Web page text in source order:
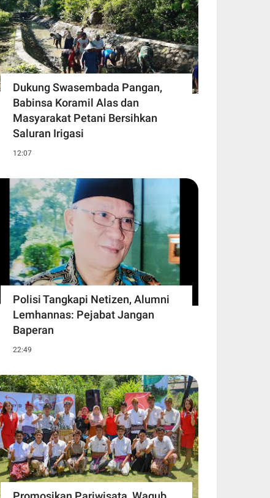
Dukung Swasembada Pangan,
Babinsa Koramil Alas dan
Masyarakat Petani Bersihkan
Saluran Irigasi
12:07
Polisi Tangkapi Netizen, Alumni
Lemhannas: Pejabat Jangan
Baperan
22:49